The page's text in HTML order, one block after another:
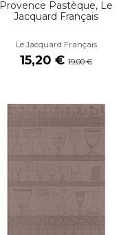
Provence Pastèque, Le
Jacquard Français
Le Jacquard Français
15,20 €19,00 €